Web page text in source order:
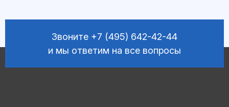
Звоните +7 (495) 642-42-44
и мы ответим на все вопросы